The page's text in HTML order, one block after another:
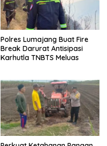
Polres Lumajang Buat Fire
Break Darurat Antisipasi
Karhutla TNBTS Meluas